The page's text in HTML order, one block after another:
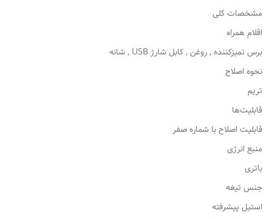
مشخصات کلی
اقلام همراه
برس تمیزکننده , روغن , کابل شارژ USB , شانه
نحوه اصلاح
تریم
قابلیت‌ها
قابلیت اصلاح با شماره صفر
منبع انرژی
باتری
جنس تیغه
استیل پیشرفته